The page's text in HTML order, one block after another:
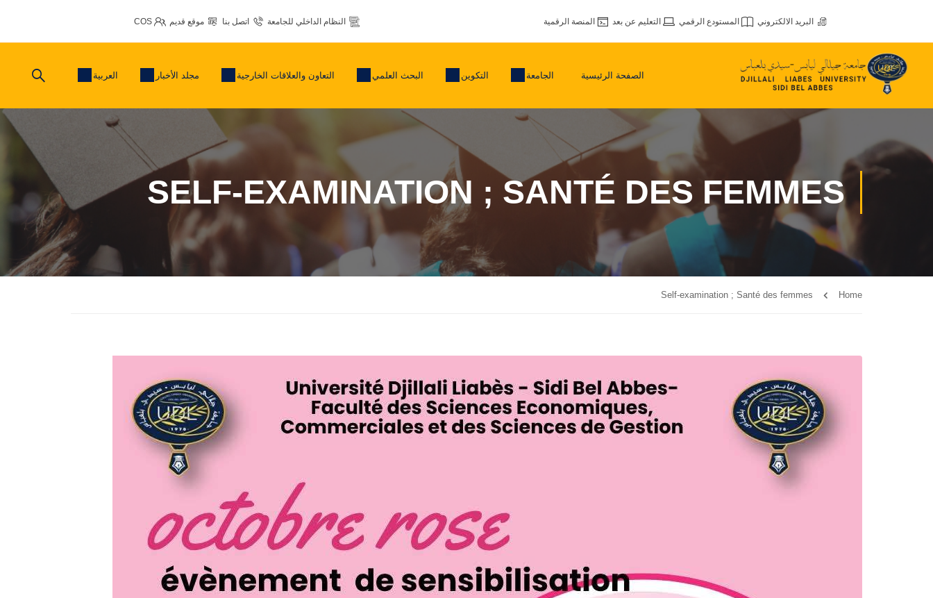
البريد الالكتروني المستودع الرقمي التعليم عن بعد المنصة الرقمية النظام الداخلي للجامعة اتصل بنا موقع قديم COS
الصفحة الرئيسية الجامعة التكوين البحث العلمي التعاون والعلاقات الخارجية مجلد الأخبار العربية
SELF-EXAMINATION ; SANTÉ DES FEMMES
Home
Self-examination ; Santé des femmes